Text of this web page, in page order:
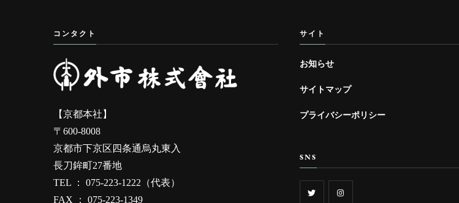
コンタクト
【京都本社】
〒600-8008
京都市下京区四条通烏丸東入
長刀鉾町27番地
TEL ： 075-223-1222（代表）
FAX ： 075-223-1349
サイト
お知らせ
サイトマップ
プライバシーポリシー
SNS